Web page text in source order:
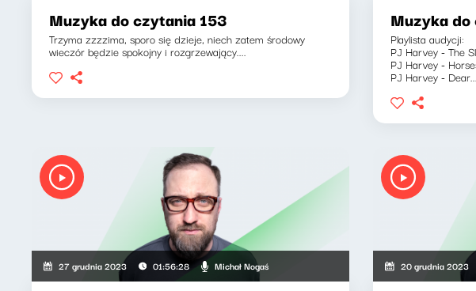
Muzyka do czytania 153
Trzyma zzzzima, sporo się dzieje, niech zatem środowy
wieczór będzie spokojny i rozgrzewający....
Muzyka
Playlista audycji:
PJ Harvey - The
PJ Harvey -
PJ Harvey - Dear...
27 grudnia 2023 01:56:28 Michał Nogaś 20 grudnia 2023